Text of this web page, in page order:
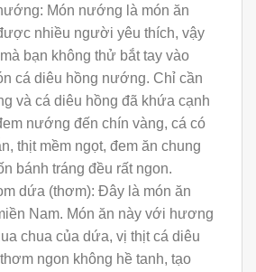
Món nướng là món ăn
nhiều người yêu thích, vậy
bạn không thử bắt tay vào
cá diêu hồng nướng. Chỉ cần
và cá diêu hồng đã khứa cạnh
nướng đến chín vàng, cá có
thịt mềm ngọt, đem ăn chung
bánh tráng đều rất ngon.
dứa (thơm): Đây là món ăn
Nam. Món ăn này với hương
chua của dứa, vị thịt cá diêu
ngon không hề tanh, tạo